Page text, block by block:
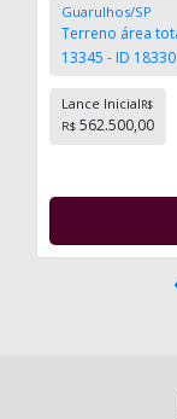
Guarulhos/SP
Terreno área
13345 - ID 18330
Lance InicialR$
R$ 562.500,00